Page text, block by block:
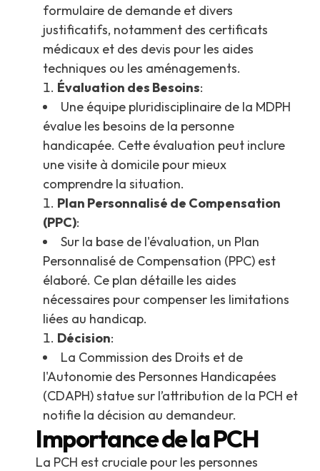
formulaire de demande et divers
justificatifs, notamment des certificats
médicaux et des devis pour les aides
techniques ou les aménagements.
Évaluation des Besoins:
Une équipe pluridisciplinaire de la MDPH
évalue les besoins de la personne
handicapée. Cette évaluation peut inclure
une visite à domicile pour mieux
comprendre la situation.
Plan Personnalisé de Compensation
(PPC):
Sur la base de l'évaluation, un Plan
Personnalisé de Compensation (PPC) est
élaboré. Ce plan détaille les aides
nécessaires pour compenser les limitations
liées au handicap.
Décision:
La Commission des Droits et de
l'Autonomie des Personnes Handicapées
(CDAPH) statue sur l’attribution de la PCH et
notifie la décision au demandeur.
Importance de la PCH
La PCH est cruciale pour les personnes